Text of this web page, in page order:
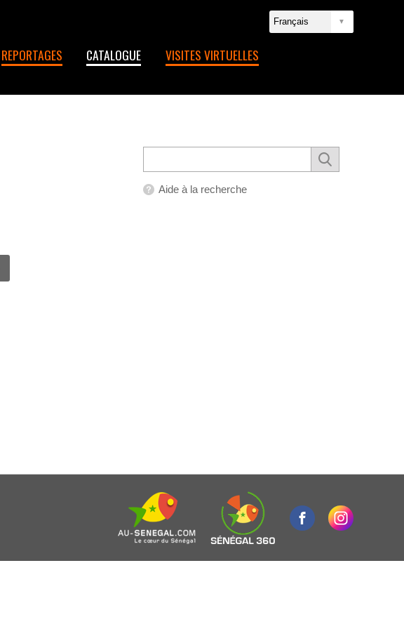
REPORTAGES CATALOGUE VISITES VIRTUELLES
Aide à la recherche